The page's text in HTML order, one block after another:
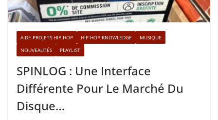
AIDE PROJETS HIP HOP HIP HOP KNOWLEDGE
MUSIQUE
NOUVEAUTÉS
PLAYLIST
SPINLOG : Une Interface
Différente Pour Le Marché Du
Disque…